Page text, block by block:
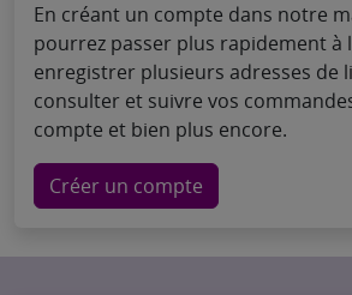
En créant un compte dans notre
pourrez passer plus rapidement à
enregistrer plusieurs adresses de
consulter et suivre vos
compte et bien plus encore.
Créer un compte